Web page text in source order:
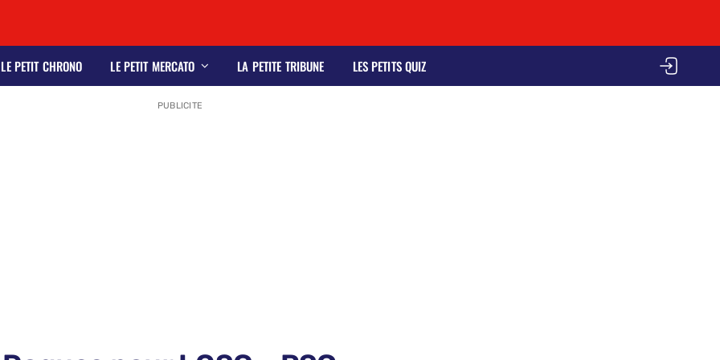
LE PETIT CHRONO LE PETIT MERCATO LA PETITE TRIBUNE LES PETITS QUIZ
PUBLICITE